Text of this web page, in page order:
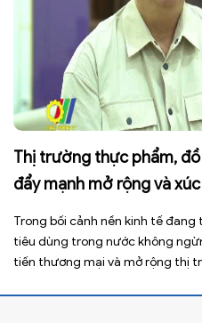
Thị trường thực phẩm,
đẩy mạnh mở rộng và
Trong bối cảnh nền kinh tế
tiêu dùng trong nước không
tiến thương mại và mở rộng thị